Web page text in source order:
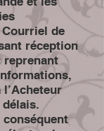
de
réception
reprenant
conséquent